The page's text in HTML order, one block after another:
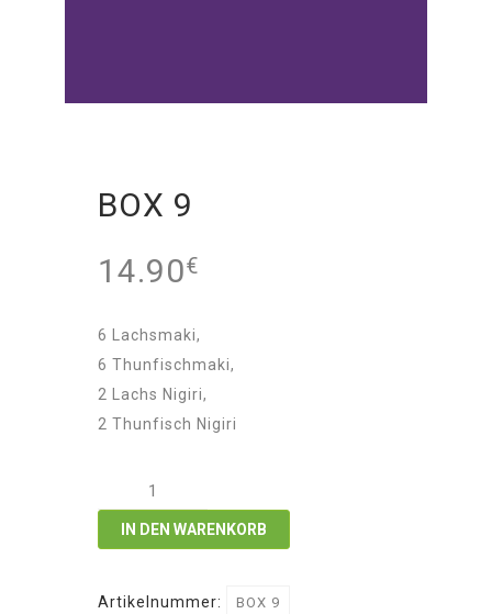
BOX 9
14.90€
6 Lachsmaki,
6 Thunfischmaki,
2 Lachs Nigiri,
2 Thunfisch Nigiri
9
Menge
IN DEN WARENKORB
Artikelnummer: BOX 9